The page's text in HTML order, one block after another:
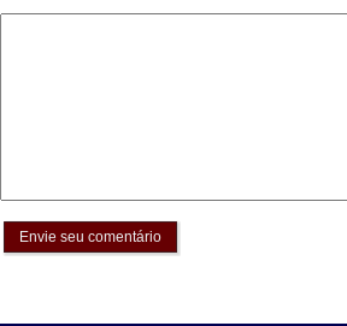
Envie seu comentário